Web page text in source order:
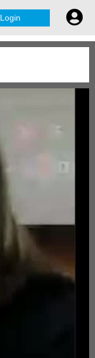
Login